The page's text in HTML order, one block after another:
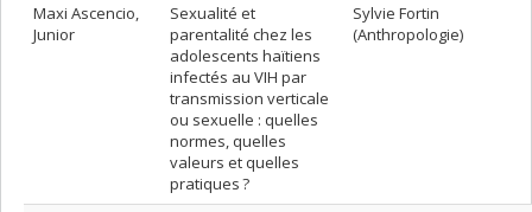
Maxi Ascencio,
Junior
Sexualité et
parentalité chez les
adolescents haïtiens
infectés au VIH par
transmission verticale
ou sexuelle : quelles
normes, quelles
valeurs et quelles
pratiques ?
Sylvie Fortin
(Anthropologie)